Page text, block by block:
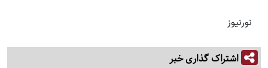
نورنیوز
اشتراک گذاری خبر